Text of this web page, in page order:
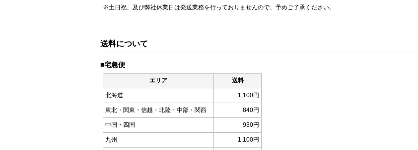
※土日祝、及び弊社休業日は発送業務を行っておりませんので、予めご了承ください。
送料について
■宅急便
エリア 送料
北海道 1,100円
東北・関東・信越・北陸・中部・関西 840円
中国・四国 930円
九州 1,100円